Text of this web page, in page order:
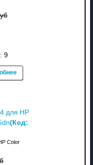
9
для HP
(Код:
Color